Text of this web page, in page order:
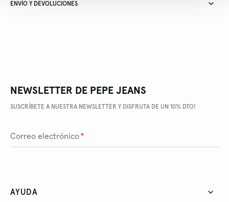
ENVÍO Y DEVOLUCIONES
NEWSLETTER DE PEPE JEANS
SUSCRÍBETE A NUESTRA NEWSLETTER Y DISFRUTA DE UN 10% DTO!
Correo electrónico*
AYUDA